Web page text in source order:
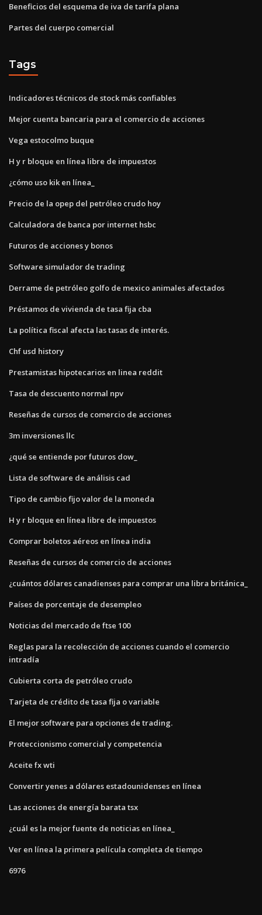
Beneficios del esquema de iva de tarifa plana
Partes del cuerpo comercial
Tags
Indicadores técnicos de stock más confiables
Mejor cuenta bancaria para el comercio de acciones
Vega estocolmo buque
H y r bloque en línea libre de impuestos
¿cómo uso kik en línea_
Precio de la opep del petróleo crudo hoy
Calculadora de banca por internet hsbc
Futuros de acciones y bonos
Software simulador de trading
Derrame de petróleo golfo de mexico animales afectados
Préstamos de vivienda de tasa fija cba
La política fiscal afecta las tasas de interés.
Chf usd history
Prestamistas hipotecarios en linea reddit
Tasa de descuento normal npv
Reseñas de cursos de comercio de acciones
3m inversiones llc
¿qué se entiende por futuros dow_
Lista de software de análisis cad
Tipo de cambio fijo valor de la moneda
H y r bloque en línea libre de impuestos
Comprar boletos aéreos en línea india
Reseñas de cursos de comercio de acciones
¿cuántos dólares canadienses para comprar una libra británica_
Países de porcentaje de desempleo
Noticias del mercado de ftse 100
Reglas para la recolección de acciones cuando el comercio
intradía
Cubierta corta de petróleo crudo
Tarjeta de crédito de tasa fija o variable
El mejor software para opciones de trading.
Proteccionismo comercial y competencia
Aceite fx wti
Convertir yenes a dólares estadounidenses en línea
Las acciones de energía barata tsx
¿cuál es la mejor fuente de noticias en línea_
Ver en línea la primera película completa de tiempo
6976